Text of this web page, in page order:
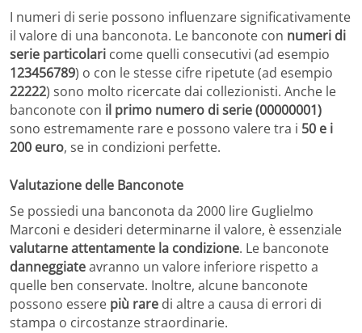
I numeri di serie possono influenzare significativamente
il valore di una banconota. Le banconote con numeri di
serie particolari come quelli consecutivi (ad esempio
123456789) o con le stesse cifre ripetute (ad esempio
22222) sono molto ricercate dai collezionisti. Anche le
banconote con il primo numero di serie (00000001)
sono estremamente rare e possono valere tra i 50 e i
200 euro, se in condizioni perfette.
Valutazione delle Banconote
Se possiedi una banconota da 2000 lire Guglielmo
Marconi e desideri determinarne il valore, è essenziale
valutarne attentamente la condizione. Le banconote
danneggiateavranno un valore inferiore rispetto a
quelle ben conservate. Inoltre, alcune banconote
possono essere più rare di altre a causa di errori di
stampa o circostanze straordinarie.